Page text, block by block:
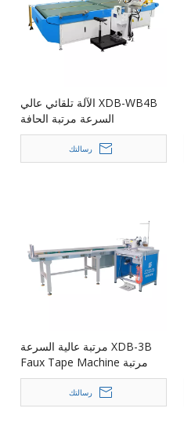
XDB-WB4B الآلة تلقائي عالي
السرعة مرتبة الحافة
رسالتك
XDB-3B مرتبة عالية السرعة
مرتبة Faux Tape Machine
رسالتك